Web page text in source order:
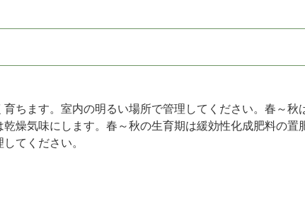
ちます。室内の明るい場所で管理してください。春～秋
燥気味にします。春～秋の生育期は緩効性化成肥料の置
てください。